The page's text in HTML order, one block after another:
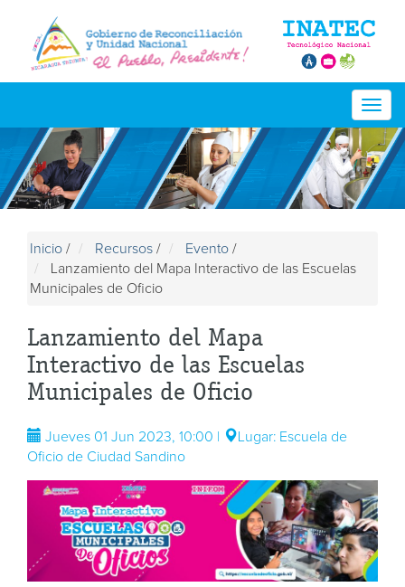
Inicio / Recursos / Evento /
Municipales de Oficio
Lanzamiento del Mapa
Interactivo de las Escuelas
Municipales de Oficio
Lugar: Escuela de
Oficio de Ciudad Sandino